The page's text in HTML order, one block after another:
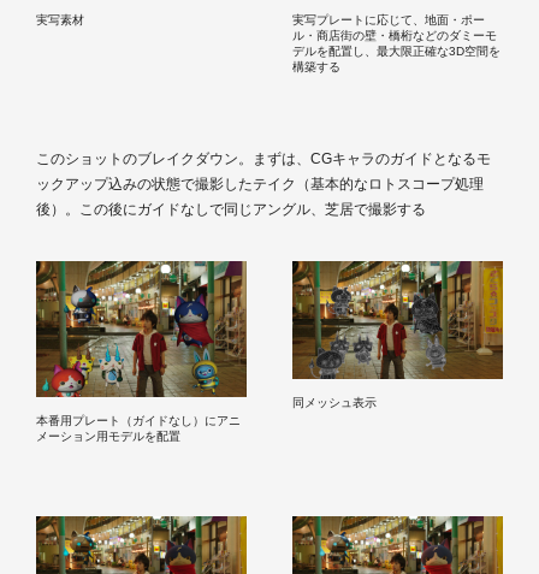
実写素材
実写プレートに応じて、地面・ポー
ル・商店街の壁・橋桁などのダミーモ
デルを配置し、最大限正確な3D空間を
構築する
このショットのブレイクダウン。まずは、CGキャラのガイドとなるモ
ックアップ込みの状態で撮影したテイク（基本的なロトスコープ処理
後）。この後にガイドなしで同じアングル、芝居で撮影する
本番用プレート（ガイドなし）にアニ
メーション用モデルを配置
同メッシュ表示